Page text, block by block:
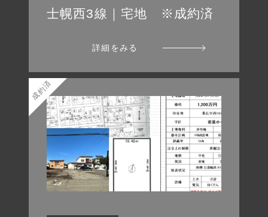
士幌西3線｜宅地 ※成約済
詳細をみる
成約済